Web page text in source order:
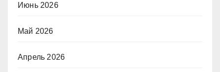
Июнь 2026
Май 2026
Апрель 2026